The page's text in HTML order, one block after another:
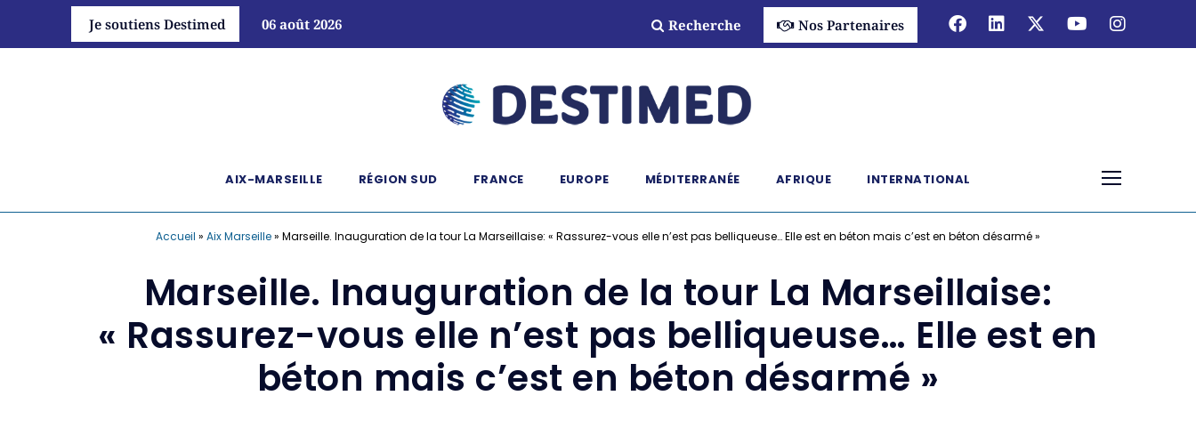
Je soutiens Destimed 06 août 2026 Recherche Nos Partenaires
AIX-MARSEILLE RÉGION SUD FRANCE EUROPE MÉDITERRANÉE AFRIQUE INTERNATIONAL
Accueil » Aix Marseille» Marseille. Inauguration de la tour La Marseillaise: « Rassurez-vous elle n’est pas belliqueuse… Elle est en béton mais c’est en béton désarmé »
Marseille. Inauguration de la tour La Marseillaise:
« Rassurez-vous elle n’est pas belliqueuse… Elle est en
béton mais c’est en béton désarmé »